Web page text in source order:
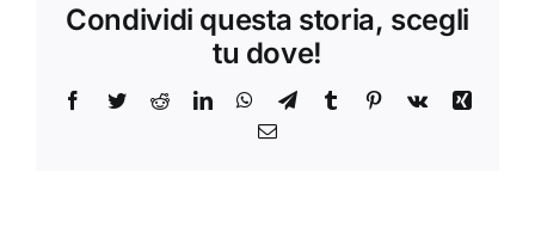
Condividi questa storia, scegli
tu dove!
Facebook
TwitterRedditLinkedInWhatsApp
TelegramTumblr Pinterest
Vk
Xing
Email